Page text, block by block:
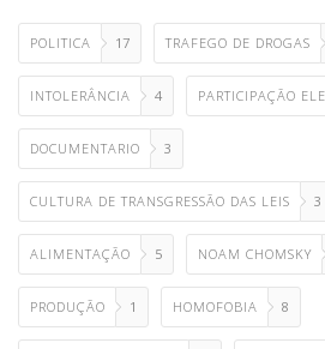
POLITICA 17 TRAFEGO DE DROGAS
INTOLERÂNCIA 4 PARTICIPAÇÃO
DOCUMENTARIO 3
CULTURA DE TRANSGRESSÃO DAS LEIS 3
ALIMENTAÇÃO 5 NOAM CHOMSKY
PRODUÇÃO 1 HOMOFOBIA 8